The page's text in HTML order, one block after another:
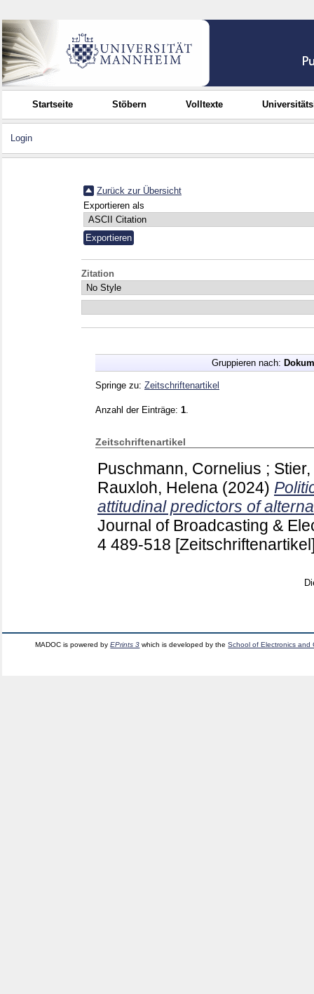
Startseite Stöbern Volltexte
Login
Zurück zur Übersicht
Exportieren als
Zitation
Gruppieren nach:
Springe zu: Zeitschriftenartikel
Anzahl der Einträge: 1
Zeitschriftenartikel
Puschmann, Cornelius ;
Rauxloh, Helena (2024)
attitudinal predictors of
Journal of Broadcasting &
4 489-518
MADOC is powered byEPrints 3 which is developed by theSchool of Electronics and